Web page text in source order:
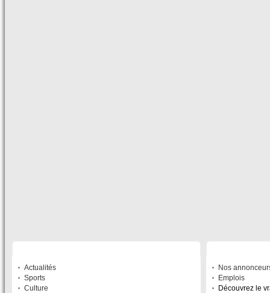
Actualités
Sports
Culture
Nos
Emplois
Découvrez le